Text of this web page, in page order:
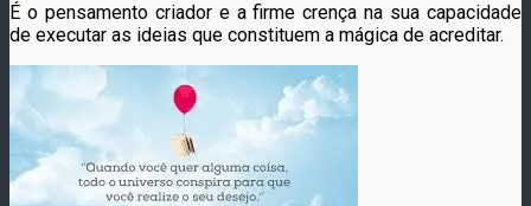
É o pensamento criador e a firme crença na sua capacidade
de executar as ideias que constituem a mágica de acreditar.